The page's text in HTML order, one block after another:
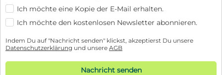
Ich möchte eine Kopie der E-Mail erhalten.
Ich möchte den kostenlosen Newsletter abonnieren.
Indem Du auf "Nachricht senden" klickst, akzeptierst Du unsere
Datenschutzerklärung und unsere AGB
Nachricht senden